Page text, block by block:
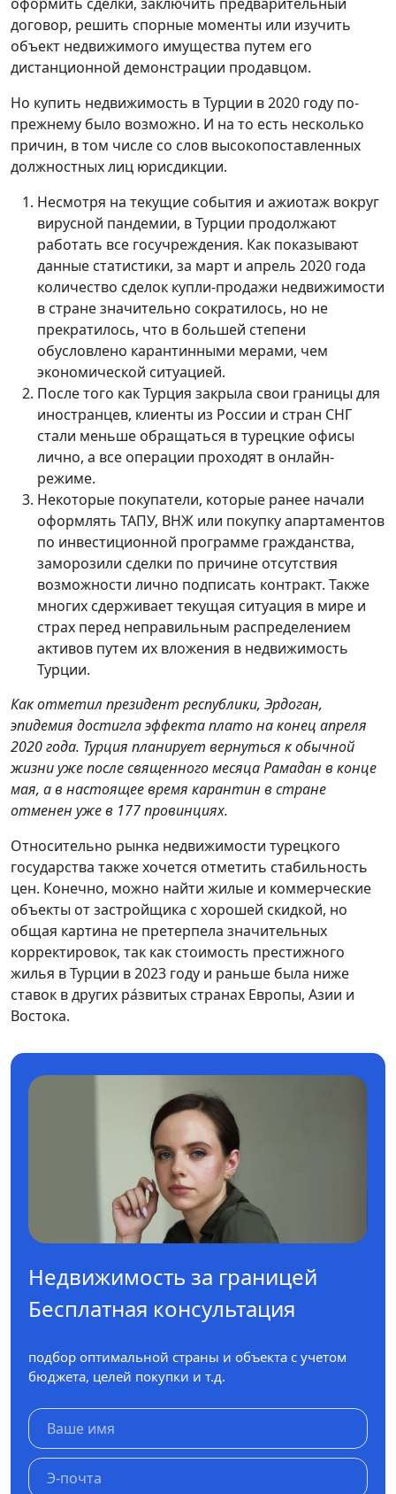
оформить сделки, заключить предварительный
договор, решить спорные моменты или изучить
объект недвижимого имущества путем его
дистанционной демонстрации продавцом.
Но купить недвижимость в Турции в 2020 году по-
прежнему было возможно. И на то есть несколько
причин, в том числе со слов высокопоставленных
должностных лиц юрисдикции.
Несмотря на текущие события и ажиотаж вокруг
вирусной пандемии, в Турции продолжают
работать все госучреждения. Как показывают
данные статистики, за март и апрель 2020 года
количество сделок купли-продажи недвижимости
в стране значительно сократилось, но не
прекратилось, что в большей степени
обусловлено карантинными мерами, чем
экономической ситуацией.
После того как Турция закрыла свои границы для
иностранцев, клиенты из России и стран СНГ
стали меньше обращаться в турецкие офисы
лично, а все операции проходят в онлайн-
режиме.
Некоторые покупатели, которые ранее начали
оформлять ТАПУ, ВНЖ или покупку апартаментов
по инвестиционной программе гражданства,
заморозили сделки по причине отсутствия
возможности лично подписать контракт. Также
многих сдерживает текущая ситуация в мире и
страх перед неправильным распределением
активов путем их вложения в недвижимость
Турции.
Как отметил президент республики, Эрдоган,
эпидемия достигла эффекта плато на конец апреля
2020 года. Турция планирует вернуться к обычной
жизни уже после священного месяца Рамадан в конце
мая, а в настоящее время карантин в стране
отменен уже в 177 провинциях.
Относительно рынка недвижимости турецкого
государства также хочется отметить стабильность
цен. Конечно, можно найти жилые и коммерческие
объекты от застройщика с хорошей скидкой, но
общая картина не претерпела значительных
корректировок, так как стоимость престижного
жилья в Турции в 2023 году и раньше была ниже
ставок в других ра́звитых странах Европы, Азии и
Востока.
Недвижимость за границей
Бесплатная консультация
подбор оптимальной страны и объекта с учетом
бюджета, целей покупки и т.д.